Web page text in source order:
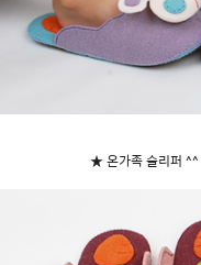
★ 온가족 슬리퍼 ^^